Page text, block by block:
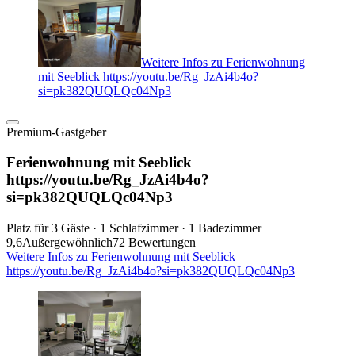
Weitere Infos zu Ferienwohnung
mit Seeblick https://youtu.be/Rg_JzAi4b4o?
si=pk382QUQLQc04Np3
Premium-Gastgeber
Ferienwohnung mit Seeblick
https://youtu.be/Rg_JzAi4b4o?
si=pk382QUQLQc04Np3
Platz für 3 Gäste · 1 Schlafzimmer · 1 Badezimmer
9,6Außergewöhnlich72 Bewertungen
Weitere Infos zu Ferienwohnung mit Seeblick
https://youtu.be/Rg_JzAi4b4o?si=pk382QUQLQc04Np3